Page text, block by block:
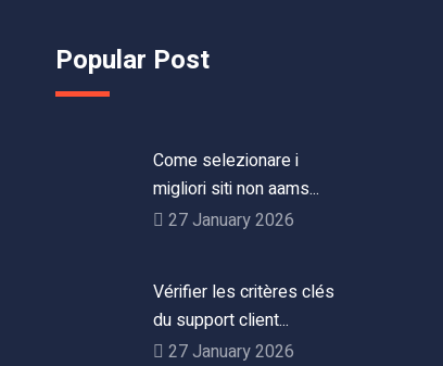
Popular Post
Come selezionare i
migliori siti non aams...
27 January 2026
Vérifier les critères clés
du support client...
27 January 2026